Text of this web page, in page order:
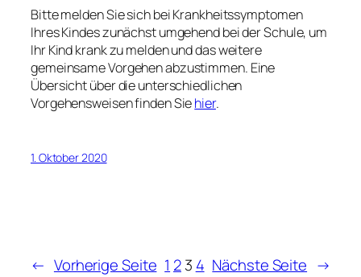
Bitte melden Sie sich bei Krankheitssymptomen
Ihres Kindes zunächst umgehend bei der Schule, um
Ihr Kind krank zu melden und das weitere
gemeinsame Vorgehen abzustimmen. Eine
Übersicht über die unterschiedlichen
Vorgehensweisen finden Siehier.
1. Oktober 2020
← Vorherige Seite 1 23 4 Nächste Seite →